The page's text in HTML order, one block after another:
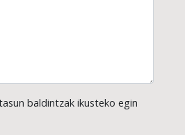
baldintzak ikusteko egin